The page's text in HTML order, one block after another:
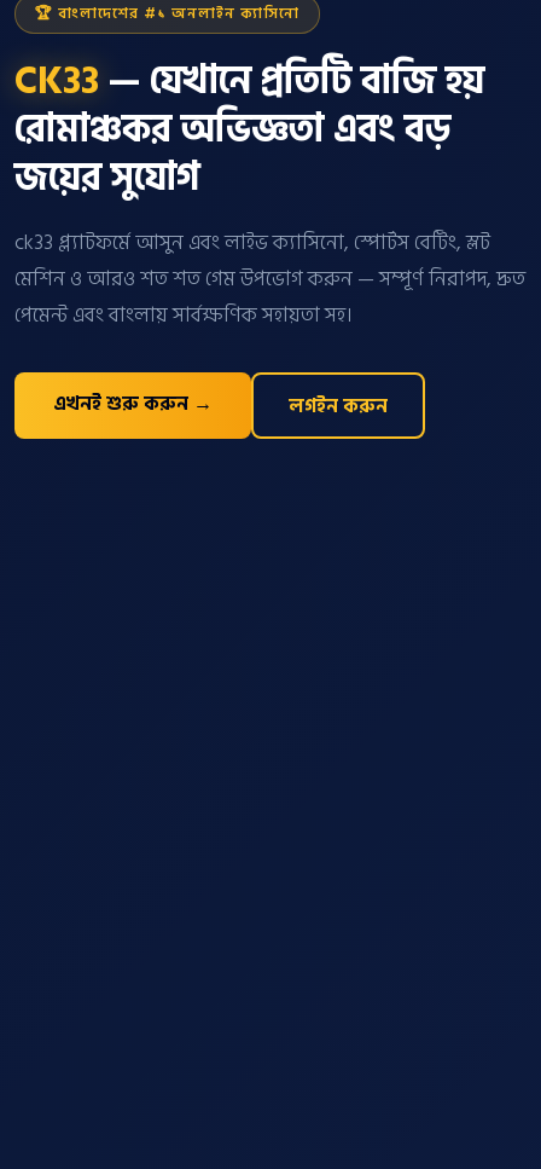
🏆 বাংলাদেশের #১ অনলাইন ক্যাসিনো
CK33— যেখানে প্রতিটি বাজি হয়
রোমাঞ্চকর অভিজ্ঞতা এবং বড়
জয়ের সুযোগ
ck33 প্ল্যাটফর্মে আসুন এবং লাইভ ক্যাসিনো, স্পোর্টস বেটিং, স্লট
মেশিন ও আরও শত শত গেম উপভোগ করুন — সম্পূর্ণ নিরাপদ, দ্রুত
পেমেন্ট এবং বাংলায় সার্বক্ষণিক সহায়তা সহ।
এখনই শুরু করুন → লগইন করুন